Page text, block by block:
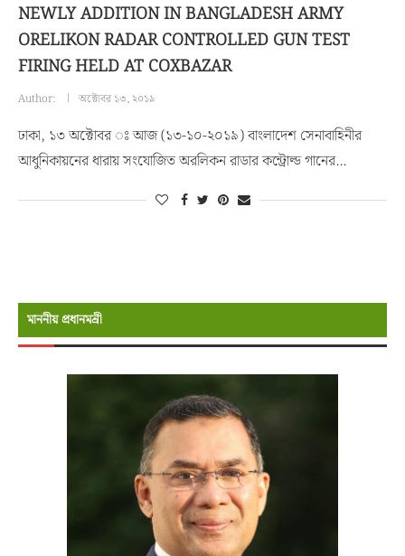
NEWLY ADDITION IN BANGLADESH ARMY
ORELIKON RADAR CONTROLLED GUN TEST
FIRING HELD AT COXBAZAR
Author: অক্টোবর ১৩, ২০১৯
ঢাকা, ১৩ অক্টোবর ঃ আজ (১৩-১০-২০১৯) বাংলাদেশ সেনাবাহিনীর
আধুনিকায়নের ধারায় সংযোজিত অরলিকন রাডার কন্ট্রোল্ড গানের…
মাননীয় প্রধানমন্রী